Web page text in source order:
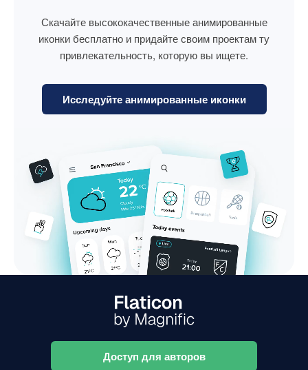
Скачайте высококачественные анимированные
иконки бесплатно и придайте своим проектам ту
привлекательность, которую вы ищете.
Исследуйте анимированные иконки
Доступ для авторов